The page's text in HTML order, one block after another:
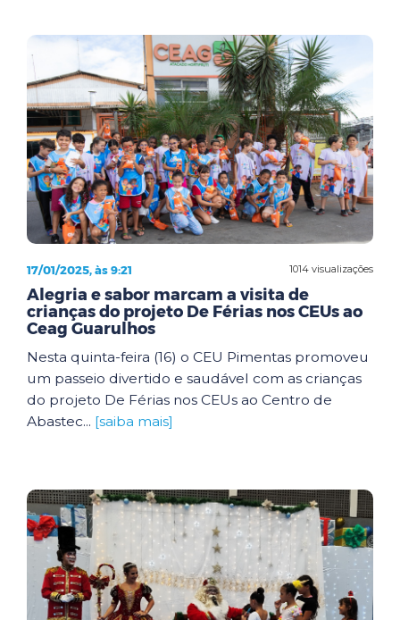
1014 visualizações
17/01/2025, às 9:21
Alegria e sabor marcam a visita de
crianças do projeto De Férias nos CEUs ao
Ceag Guarulhos
Nesta quinta-feira (16) o CEU Pimentas promoveu
um passeio divertido e saudável com as crianças
do projeto De Férias nos CEUs ao Centro de
Abastec... [saiba mais]